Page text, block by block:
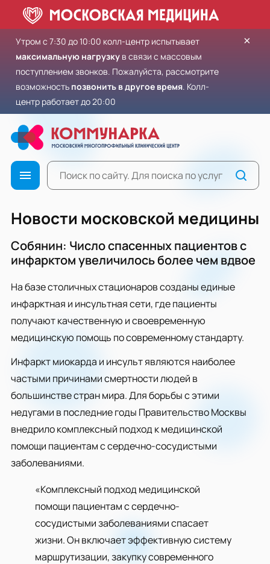
Утром с 7:30 до 10:00 колл-центр испытывает
максимальную нагрузку в связи с массовым
поступлением звонков. Пожалуйста, рассмотрите
возможность позвонить в другое время. Колл-
центр работает до 20:00
×
Новости московской медицины
Собянин: Число спасенных пациентов с
инфарктом увеличилось более чем вдвое
На базе столичных стационаров созданы единые
инфарктная и инсультная сети, где пациенты
получают качественную и своевременную
медицинскую помощь по современному стандарту.
Инфаркт миокарда и инсульт являются наиболее
частыми причинами смертности людей в
большинстве стран мира. Для борьбы с этими
недугами в последние годы Правительство Москвы
внедрило комплексный подход к медицинской
помощи пациентам с сердечно-сосудистыми
заболеваниями.
«Комплексный подход медицинской
помощи пациентам с сердечно-
сосудистыми заболеваниями спасает
жизни. Он включает эффективную систему
маршрутизации, закупку современного